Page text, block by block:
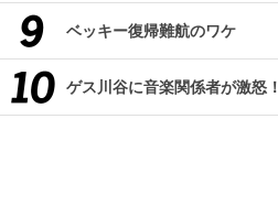
ベッキー復帰難航のワケ
ゲス川谷に音楽関係者が激怒！